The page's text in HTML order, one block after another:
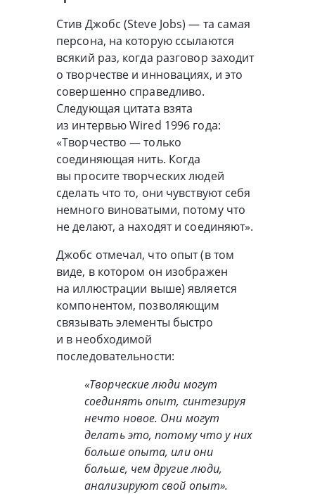
Стив Джобс (Steve Jobs) — та самая
персона, на которую ссылаются
всякий раз, когда разговор заходит
о творчестве и инновациях, и это
совершенно справедливо.
Следующая цитата взята
из интервью Wired 1996 года:
«Творчество — только
соединяющая нить. Когда
вы просите творческих людей
сделать что то, они чувствуют себя
немного виноватыми, потому что
не делают, а находят и соединяют».
Джобс отмечал, что опыт (в том
виде, в котором он изображен
на иллюстрации выше) является
компонентом, позволяющим
связывать элементы быстро
и в необходимой
последовательности:
«Творческие люди могут
соединять опыт, синтезируя
нечто новое. Они могут
делать это, потому что у них
больше опыта, или они
больше, чем другие люди,
анализируют свой опыт».